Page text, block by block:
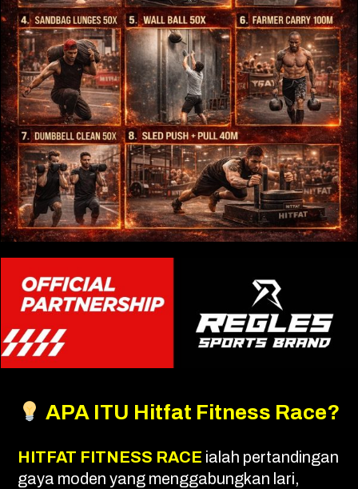
APA ITU Hitfat Fitness Race?
HITFAT FITNESS RACE ialah pertandingan
gaya moden yang menggabungkan lari,